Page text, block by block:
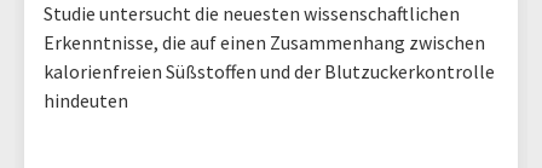
Studie untersucht die neuesten wissenschaftlichen
Erkenntnisse, die auf einen Zusammenhang zwischen
kalorienfreien Süßstoffen und der Blutzuckerkontrolle
hindeuten